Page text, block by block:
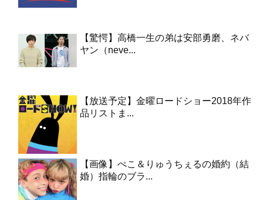
【驚愕】高橋一生の弟は安部勇磨、ネバ
ヤン（neve...
【放送予定】金曜ロードショー2018年作
品リストま...
【画像】ぺこ＆りゅうちぇるの婚約（結
婚）指輪のブラ...